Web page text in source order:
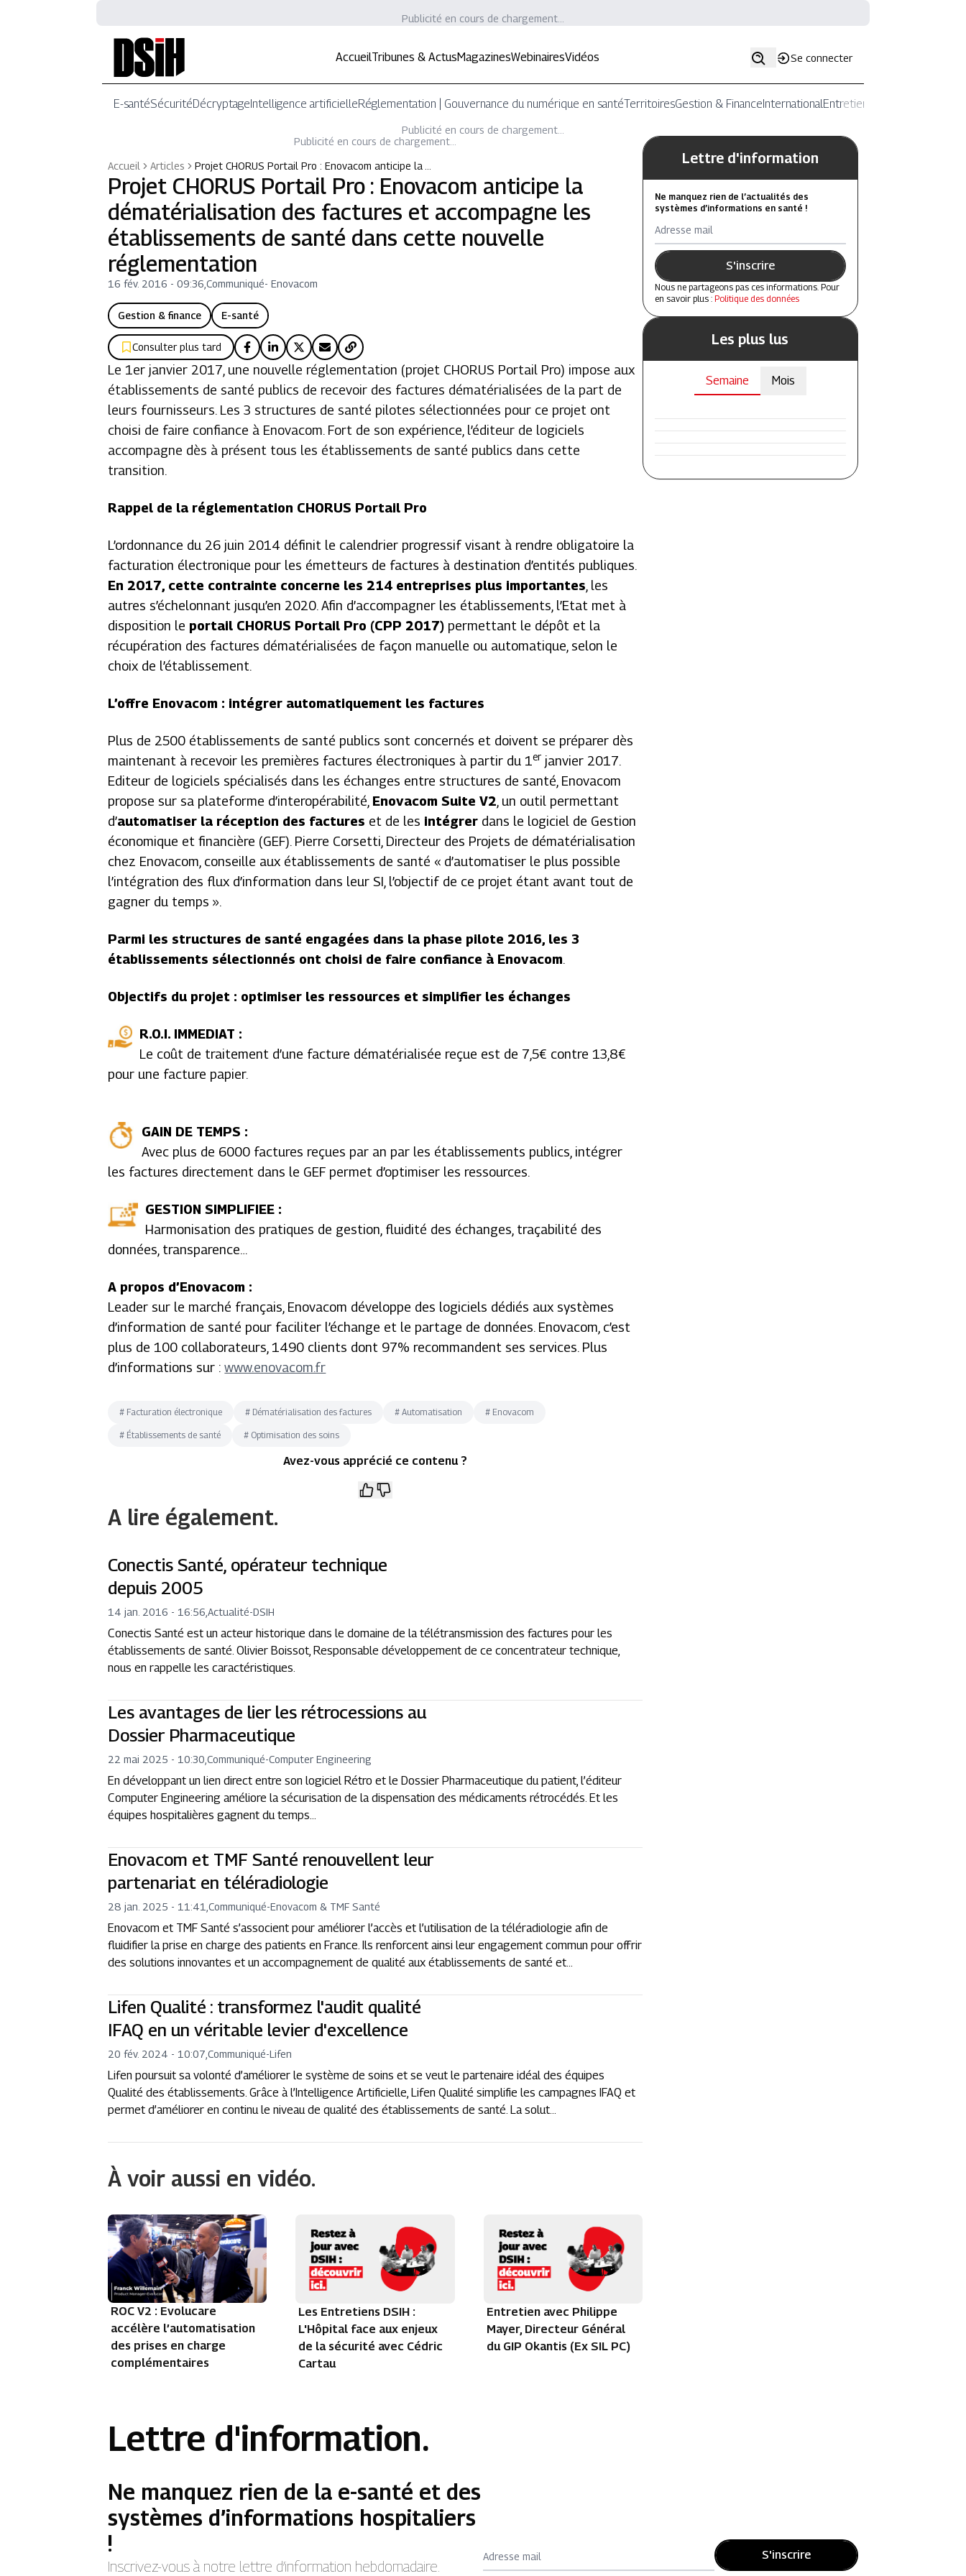
Publicité en cours de chargement...
AccueilTribunes & ActusMagazinesWebinairesVidéos Se connecter
E-santéSécuritéDécryptageIntelligence artificielleRéglementation | Gouvernance du numérique en santéTerritoiresGestion & FinanceInternationalEntretiens
Publicité en cours de chargement...
Publicité en cours de chargement...
Accueil
Articles Projet CHORUS Portail Pro : Enovacom anticipe la …
Projet CHORUS Portail Pro : Enovacom anticipe la
dématérialisation des factures et accompagne les
établissements de santé dans cette nouvelle
réglementation
16 fév. 2016 - 09:36 ,Communiqué-Enovacom
Gestion & finance E-santé
Consulter plus tard
Le 1er janvier 2017, une nouvelle réglementation (projet CHORUS Portail Pro) impose aux
établissements de santé publics de recevoir des factures dématérialisées de la part de
leurs fournisseurs. Les 3 structures de santé pilotes sélectionnées pour ce projet ont
choisi de faire confiance à Enovacom. Fort de son expérience, l’éditeur de logiciels
accompagne dès à présent tous les établissements de santé publics dans cette
transition.
Rappel de la réglementation CHORUS Portail Pro
L’ordonnance du 26 juin 2014 définit le calendrier progressif visant à rendre obligatoire la
facturation électronique pour les émetteurs de factures à destination d’entités publiques.
En 2017, cette contrainte concerne les 214 entreprises plus importantes , les
autres s’échelonnant jusqu’en 2020. Afin d’accompagner les établissements, l’Etat met à
disposition le portail CHORUS Portail Pro (CPP 2017) permettant le dépôt et la
récupération des factures dématérialisées de façon manuelle ou automatique, selon le
choix de l’établissement.
L’offre Enovacom : intégrer automatiquement les factures
Plus de 2500 établissements de santé publics sont concernés et doivent se préparer dès
maintenant à recevoir les premières factures électroniques à partir du 1er janvier 2017.
Editeur de logiciels spécialisés dans les échanges entre structures de santé, Enovacom
propose sur sa plateforme d’interopérabilité, Enovacom Suite V2 , un outil permettant
d’automatiser la réception des factures et de les intégrer dans le logiciel de Gestion
économique et financière (GEF). Pierre Corsetti, Directeur des Projets de dématérialisation
chez Enovacom, conseille aux établissements de santé « d’automatiser le plus possible
l’intégration des flux d’information dans leur SI, l’objectif de ce projet étant avant tout de
gagner du temps ».
Parmi les structures de santé engagées dans la phase pilote 2016, les 3
établissements sélectionnés ont choisi de faire confiance à Enovacom.
Objectifs du projet : optimiser les ressources et simplifier les échanges
R.O.I. IMMEDIAT :
Le coût de traitement d’une facture dématérialisée reçue est de 7,5€ contre 13,8€
pour une facture papier.
GAIN DE TEMPS :
Avec plus de 6000 factures reçues par an par les établissements publics, intégrer
les factures directement dans le GEF permet d’optimiser les ressources.
GESTION SIMPLIFIEE :
Harmonisation des pratiques de gestion, fluidité des échanges, traçabilité des
données, transparence…
A propos d’Enovacom :
Leader sur le marché français, Enovacom développe des logiciels dédiés aux systèmes
d’information de santé pour faciliter l’échange et le partage de données. Enovacom, c’est
plus de 100 collaborateurs, 1490 clients dont 97% recommandent ses services. Plus
d’informations sur :www.enovacom.fr
# Facturation électronique # Dématérialisation des factures #Automatisation # Enovacom
# Établissements de santé # Optimisation des soins
Avez-vous apprécié ce contenu ?
A lire également.
Conectis Santé, opérateur technique
depuis 2005
14 jan. 2016 - 16:56 ,Actualité-DSIH
Conectis Santé est un acteur historique dans le domaine de la télétransmission des factures pour les
établissements de santé. Olivier Boissot, Responsable développement de ce concentrateur technique,
nous en rappelle les caractéristiques.
Les avantages de lier les rétrocessions au
Dossier Pharmaceutique
22 mai 2025 - 10:30 ,Communiqué-Computer Engineering
En développant un lien direct entre son logiciel Rétro et le Dossier Pharmaceutique du patient, l’éditeur
Computer Engineering améliore la sécurisation de la dispensation des médicaments rétrocédés. Et les
équipes hospitalières gagnent du temps…
Enovacom et TMF Santé renouvellent leur
partenariat en téléradiologie
28 jan. 2025 - 11:41 ,Communiqué-Enovacom & TMF Santé
Enovacom et TMF Santé s’associent pour améliorer l’accès et l’utilisation de la téléradiologie afin de
fluidifier la prise en charge des patients en France. Ils renforcent ainsi leur engagement commun pour offrir
des solutions innovantes et un accompagnement de qualité aux établissements de santé et...
Lifen Qualité : transformez l'audit qualité
IFAQ en un véritable levier d'excellence
20 fév. 2024 - 10:07 ,Communiqué-Lifen
Lifen poursuit sa volonté d’améliorer le système de soins et se veut le partenaire idéal des équipes
Qualité des établissements. Grâce à l’Intelligence Artificielle, Lifen Qualité simplifie les campagnes IFAQ et
permet d’améliorer en continu le niveau de qualité des établissements de santé. La solut...
À voir aussi en vidéo.
ROC V2 : Evolucare
accélère l’automatisation
des prises en charge
complémentaires
Les Entretiens DSIH :
L'Hôpital face aux enjeux
de la sécurité avec Cédric
Cartau
Entretien avec Philippe
Mayer, Directeur Général
du GIP Okantis (Ex SIL PC)
Lettre d'information
Ne manquez rien de l’actualités des
systèmes d’informations en santé !
Adresse mail
S'inscrire
Nous ne partageons pas ces informations. Pour
en savoir plus : Politique des données
Les plus lus
Semaine Mois
Lettre d'information.
Ne manquez rien de la e-santé et des
systèmes d’informations hospitaliers
!
Inscrivez-vous à notre lettre d’information hebdomadaire.
Adresse mail S'inscrire